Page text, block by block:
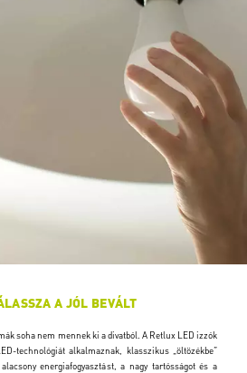
A JÓL BEVÁLT
soha nem mennek ki a divatból. A Retlux LED izzók
technológiát alkalmaznak, klasszikus „öltözékbe”
energiafogyasztást, a nagy tartósságot és a